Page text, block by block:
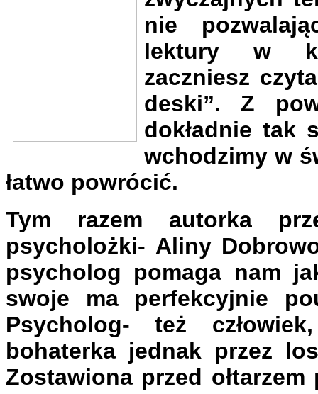
nie
lektury w
zaczniesz
deski”. Z
dokładnie tak
wchodzimy w
łatwo powrócić.
Tym razem autorka
psycholożki- Aliny
psycholog pomaga nam
swoje ma perfekcyjnie
Psycholog- też
bohaterka jednak przez
Zostawiona przed